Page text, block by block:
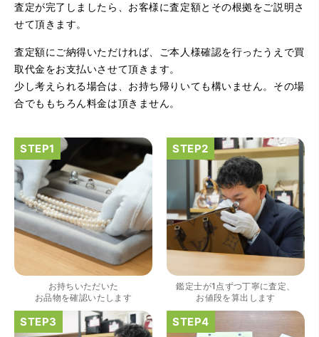
（大阪府大阪市）とてもプロな鑑定士さんがいて的確にア
ドバイスや買取りを暖かい人柄で行ってくれます。 親切に
なって頂いてありがとうございます! お店の雰囲気もやらし
さがなく、とても入ってゆっくりできる落ちついた敷居の
高いお店です。また鑑定士さんに会いたいです。
（大阪府大阪市）きれいにして頂いたうえで質入れ金額を
出していただいたのが初めてで感動しました。
査定が完了しましたら、お客様に査定額とその根拠をご説明さ
せて頂きます。
査定額にご納得いただければ、ご本人様確認を行ったうえで買
取代金をお支払いさせて頂きます。
少し考えられる場合は、お持ち帰りいても構いません。その場
合でももちろん料金は頂きません。
お持ちいただいた
お品物を確認いたします
鑑定士が1点ずつ丁寧に査定、
お値段を算出します